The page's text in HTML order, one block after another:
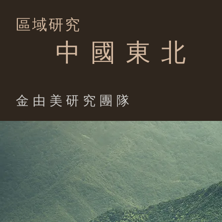
區域研究
中 國 東 北
​金由美研究團隊